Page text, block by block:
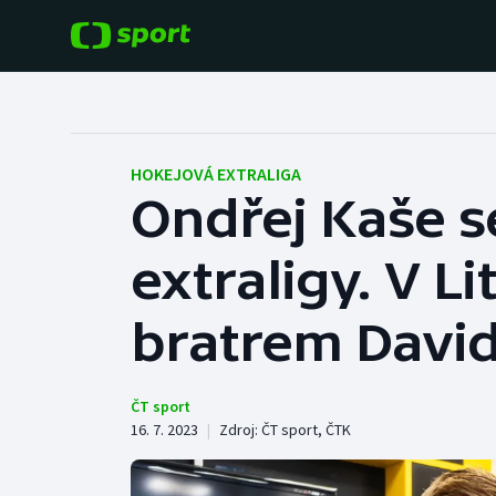
Hokej
Tenis
Atletika
Baseball a softbal
Basketbal
Biatlon
HOKEJOVÁ EXTRALIGA
Ondřej Kaše
extraligy. V
bratrem
ČT sport
16. 7. 2023 | Zdroj: ČT sport, ČTK